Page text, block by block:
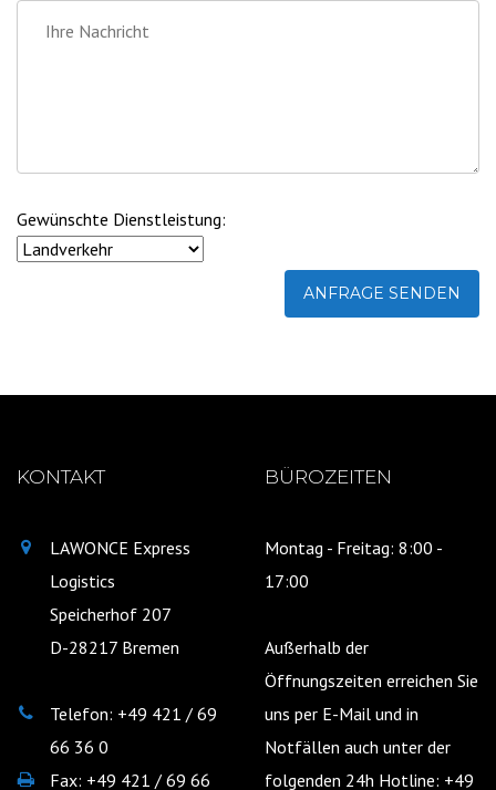
Gewünschte Dienstleistung:
KONTAKT
LAWONCE Express
Logistics
Speicherhof 207
D-28217 Bremen
Telefon: +49 421 / 69
66 36 0
Fax: +49 421 / 69 66
BÜROZEITEN
Montag - Freitag: 8:00 -
17:00
Außerhalb der
Öffnungszeiten erreichen Sie
uns per E-Mail und in
Notfällen auch unter der
folgenden 24h Hotline: +49